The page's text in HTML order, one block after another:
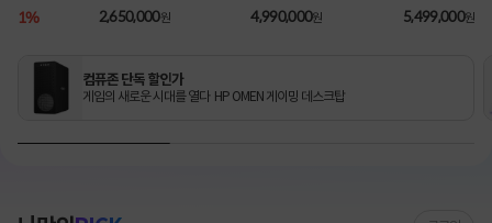
1TB/RX9060XT/FD) [기
1% 2,650,000원2TB/RTX5070Ti/FD) 3
쿠폰★
4,990,000원
B/1TB/RTX5080/FD) [기
5,499,000원
컴퓨존 단독 할인가
게임의 새로운 시대를 열다 HP OMEN 게이밍 데스크탑